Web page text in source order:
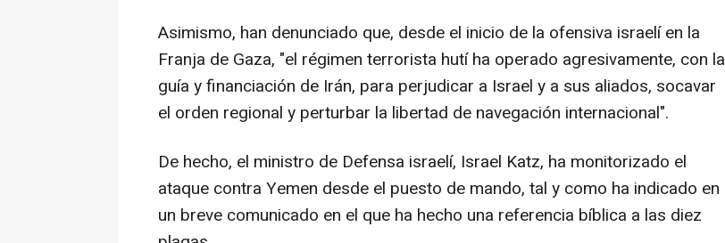
Asimismo, han denunciado que, desde el inicio de la ofensiva israelí en la
Franja de Gaza, "el régimen terrorista hutí ha operado agresivamente, con la
guía y financiación de Irán, para perjudicar a Israel y a sus aliados, socavar
el orden regional y perturbar la libertad de navegación internacional".
De hecho, el ministro de Defensa israelí, Israel Katz, ha monitorizado el
ataque contra Yemen desde el puesto de mando, tal y como ha indicado en
un breve comunicado en el que ha hecho una referencia bíblica a las diez